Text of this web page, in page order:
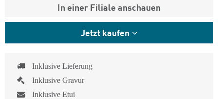
In einer Filiale anschauen
Jetzt kaufen
Inklusive Lieferung
Inklusive Gravur
Inklusive Etui